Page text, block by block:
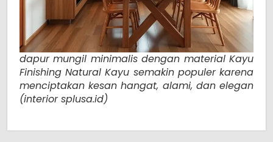
dapur mungil minimalis dengan material Kayu
Finishing Natural Kayu semakin populer karena
menciptakan kesan hangat, alami, dan elegan
(interior splusa.id)